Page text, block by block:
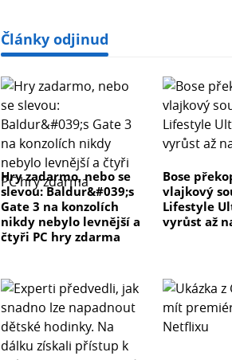
Články odjinud
Hry zadarmo, nebo se
slevou: Baldur&#039;s
Gate 3 na konzolích
nikdy nebylo levnější a
čtyři PC hry zdarma
Bose
vlajkový
Lifestyle
vyrůst až